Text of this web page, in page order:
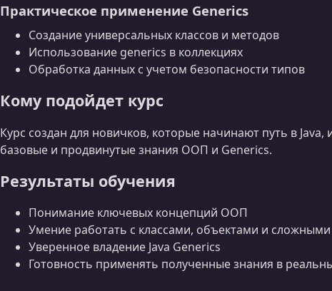
Практическое применение Generics
Создание универсальных классов и методов
Использование generics в коллекциях
Обработка данных с учетом безопасности типов
Кому подойдет курс
Курс создан для новичков, которые начинают путь в
базовые и продвинутые знания ООП и Generics.
Результаты обучения
Понимание ключевых концепций ООП
Умение работать с классами, объектами и сложными
Уверенное владение Java Generics
Готовность применять полученные знания в